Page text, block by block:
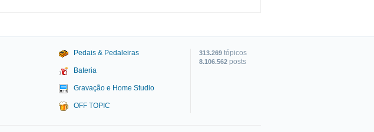
Pedais & Pedaleiras
Bateria
Gravação e Home Studio
OFF TOPIC
313.269 tópicos
8.106.562 posts